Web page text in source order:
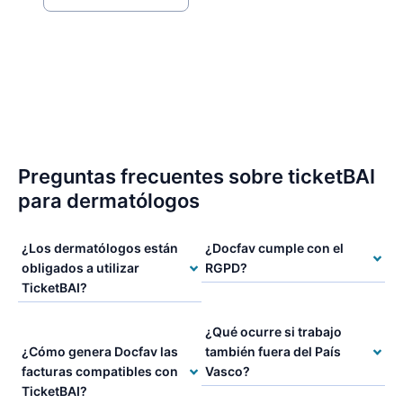
Preguntas frecuentes sobre ticketBAI
para dermatólogos
¿Los dermatólogos están
obligados a utilizar
TicketBAI?
¿Cómo genera Docfav las
facturas compatibles con
TicketBAI?
¿Docfav cumple con el
RGPD?
¿Qué ocurre si trabajo
también fuera del País
Vasco?